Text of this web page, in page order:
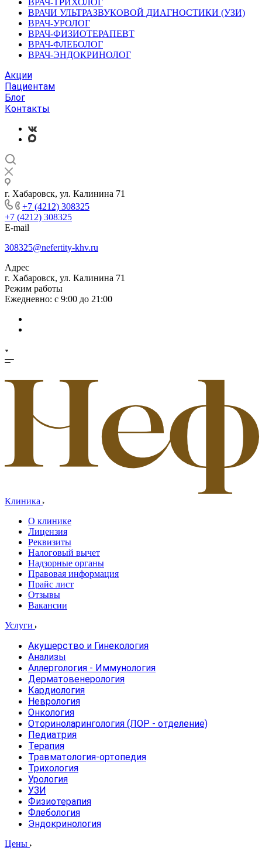
ВРАЧ-ТРИХОЛОГ
ВРАЧИ УЛЬТРАЗВУКОВОЙ ДИАГНОСТИКИ (УЗИ)
ВРАЧ-УРОЛОГ
ВРАЧ-ФИЗИОТЕРАПЕВТ
ВРАЧ-ФЛЕБОЛОГ
ВРАЧ-ЭНДОКРИНОЛОГ
Акции
Пациентам
Блог
Контакты
г. Хабаровск, ул. Калинина 71
+7 (4212) 308325
+7 (4212) 308325
E-mail
308325@nefertity-khv.ru
Адрес
г. Хабаровск, ул. Калинина 71
Режим работы
Ежедневно: с 9:00 до 21:00
Клиника
О клинике
Лицензия
Реквизиты
Налоговый вычет
Надзорные органы
Правовая информация
Прайс лист
Отзывы
Вакансии
Услуги
Акушерство и Гинекология
Анализы
Аллергология - Иммунология
Дерматовенерология
Кардиология
Неврология
Онкология
Оториноларингология (ЛОР - отделение)
Педиатрия
Терапия
Травматология-ортопедия
Трихология
Урология
УЗИ
Физиотерапия
Флебология
Эндокринология
Цены